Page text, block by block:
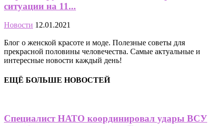
ситуации на 11...
Новости 12.01.2021
Блог о женской красоте и моде. Полезные советы для
прекрасной половины человечества. Самые актуальные и
интересные новости каждый день!
ЕЩЁ БОЛЬШЕ НОВОСТЕЙ
Специалист НАТО координировал удары ВСУ